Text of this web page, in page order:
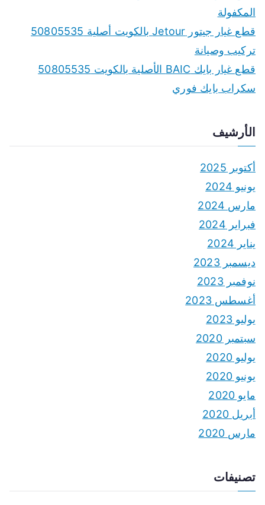
المكفولة
قطع غيار جيتور Jetour بالكويت أصلية 50805535
تركيب وصيانة
قطع غيار بايك BAIC الأصلية بالكويت 50805535
سكراب بايك فوري
الأرشيف
أكتوبر 2025
يونيو 2024
مارس 2024
فبراير 2024
يناير 2024
ديسمبر 2023
نوفمبر 2023
أغسطس 2023
يوليو 2023
سبتمبر 2020
يوليو 2020
يونيو 2020
مايو 2020
أبريل 2020
مارس 2020
تصنيفات